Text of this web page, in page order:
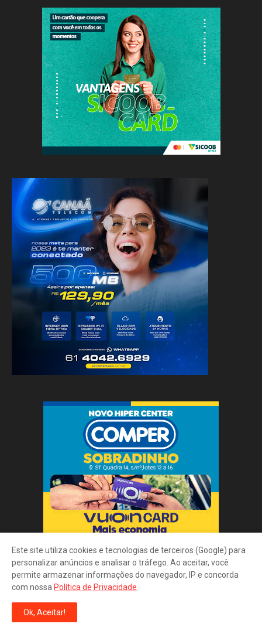
Este site utiliza cookies e tecnologias de terceiros (Google) para
personalizar anúncios e analisar o tráfego. Ao aceitar, você
permite armazenar informações do navegador, IP e concorda
com nossa Política de Privacidade
Ok, Aceitar!